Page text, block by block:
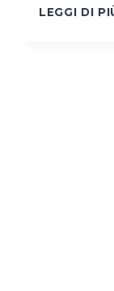
LEGGI DI